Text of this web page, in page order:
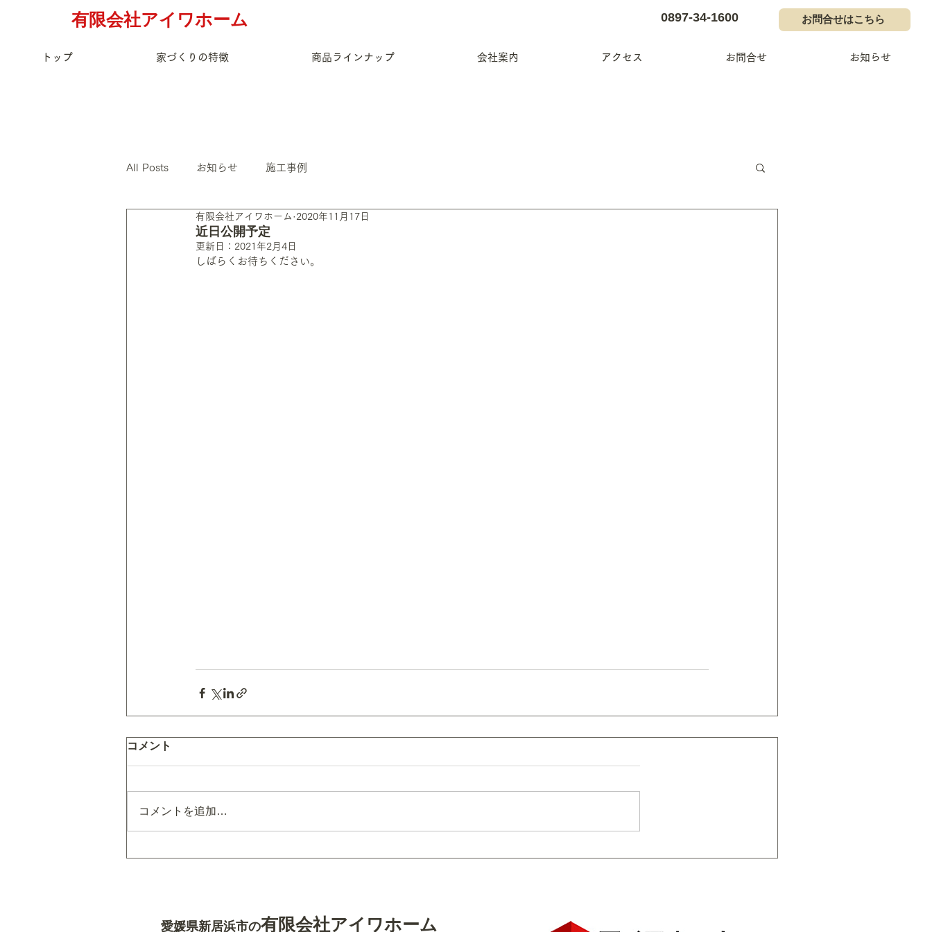
有限会社アイワホーム 0897-34-1600 お問合せはこちら
トップ 家づくりの特徴 商品ラインナップ 会社案内 アクセス お問合せ お知らせ
All Posts お知らせ 施工事例
近日公開予定
有限会社アイワホーム 2020年11月17日
更新日： 2021年2月4日
しばらくお待ちください。
コメント
コメントを追加…
愛媛県新居浜市の有限会社アイワホーム